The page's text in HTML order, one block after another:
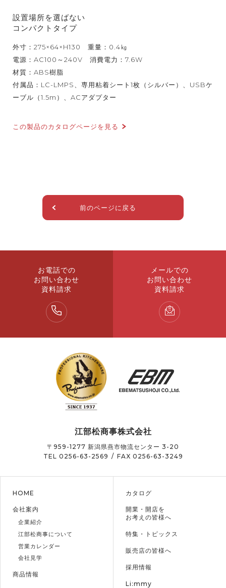
設置場所を選ばない
コンパクトタイプ
外寸：275×64×H130 重量：0.4㎏
電源：AC100～240V 消費電力：7.6W
材質：ABS樹脂
付属品：LC-LMPS、専用粘着シート1枚（シルバー）、USBケ
ーブル（1.5m）、ACアダプター
この製品のカタログページを見る
前のページに戻る
お電話での
お問い合わせ
資料請求
メールでの
お問い合わせ
資料請求
江部松商事株式会社
〒959-1277 新潟県燕市物流センター 3-20
TEL 0256-63-2569 / FAX 0256-63-3249
HOME
会社案内
企業紹介
江部松商事について
営業カレンダー
会社見学
商品情報
カタログ
開業・開店を
お考えの皆様へ
特集・トピックス
販売店の皆様へ
採用情報
Li:mmy